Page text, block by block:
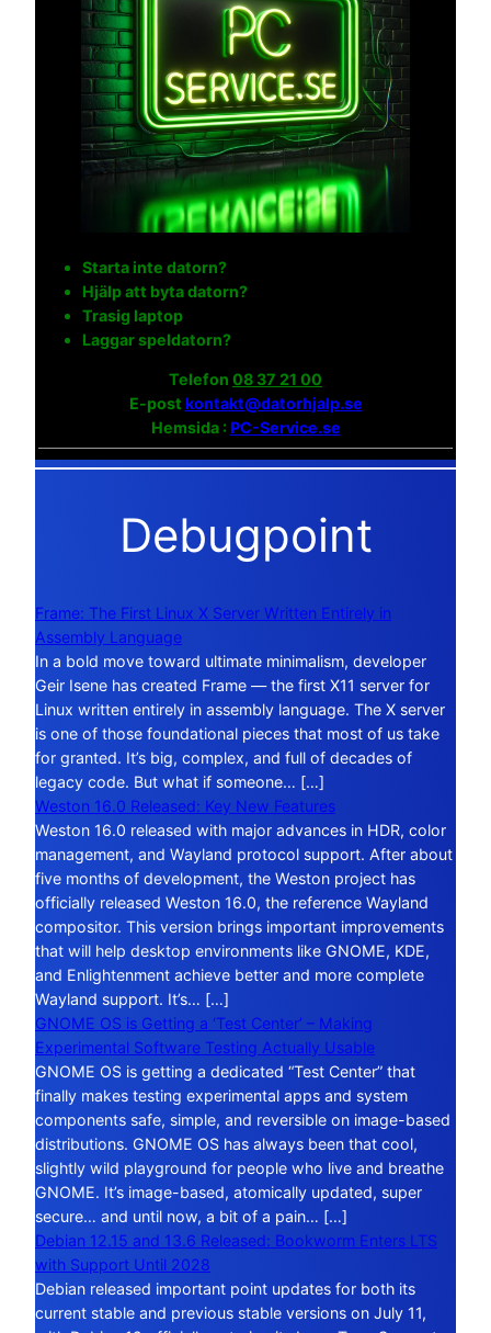
Starta inte datorn?
Hjälp att byta datorn?
Trasig laptop
Laggar speldatorn?
Telefon 08 37 21 00
E-post kontakt@datorhjalp.se
Hemsida :PC-Service.se
Debugpoint
Frame: The First Linux X Server Written Entirely in
Assembly Language
In a bold move toward ultimate minimalism, developer
Geir Isene has created Frame — the first X11 server for
Linux written entirely in assembly language. The X server
is one of those foundational pieces that most of us take
for granted. It’s big, complex, and full of decades of
legacy code. But what if someone… […]
Weston 16.0 Released: Key New Features
Weston 16.0 released with major advances in HDR, color
management, and Wayland protocol support. After about
five months of development, the Weston project has
officially released Weston 16.0, the reference Wayland
compositor. This version brings important improvements
that will help desktop environments like GNOME, KDE,
and Enlightenment achieve better and more complete
Wayland support. It’s… […]
GNOME OS is Getting a ‘Test Center’ – Making
Experimental Software Testing Actually Usable
GNOME OS is getting a dedicated “Test Center” that
finally makes testing experimental apps and system
components safe, simple, and reversible on image-based
distributions. GNOME OS has always been that cool,
slightly wild playground for people who live and breathe
GNOME. It’s image-based, atomically updated, super
secure… and until now, a bit of a pain… […]
Debian 12.15 and 13.6 Released: Bookworm Enters LTS
with Support Until 2028
Debian released important point updates for both its
current stable and previous stable versions on July 11,